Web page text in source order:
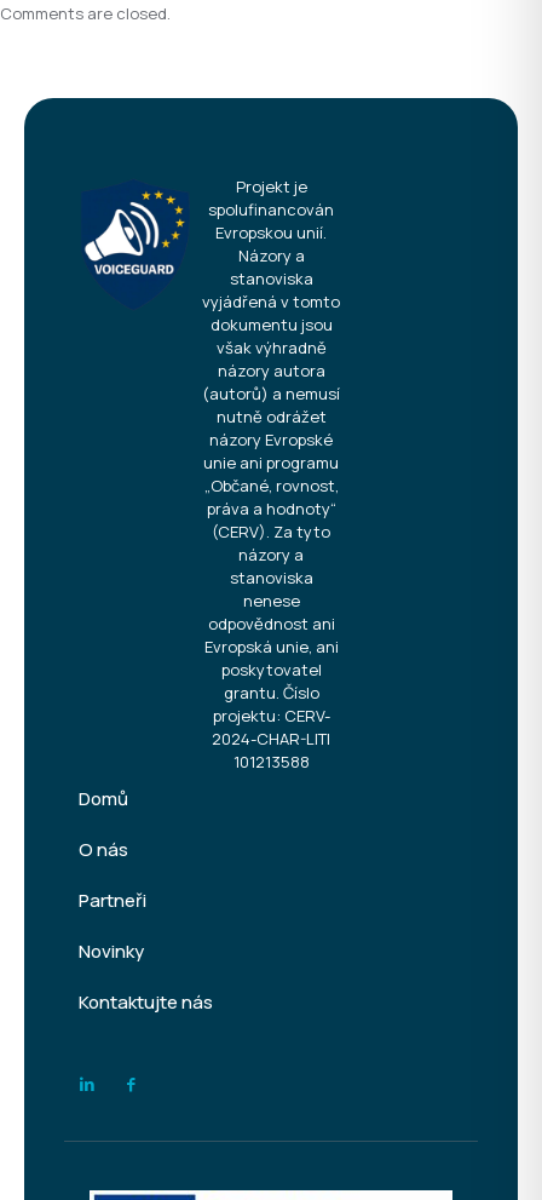
Comments are closed.
Projekt je
spolufinancován
Evropskou unií.
Názory a
stanoviska
vyjádřená v tomto
dokumentu jsou
však výhradně
názory autora
(autorů) a nemusí
nutně odrážet
názory Evropské
unie ani programu
„Občané, rovnost,
práva a hodnoty“
(CERV). Za tyto
názory a
stanoviska
nenese
odpovědnost ani
Evropská unie, ani
poskytovatel
grantu. Číslo
projektu: CERV-
2024-CHAR-LITI
101213588
Domů
O nás
Partneři
Novinky
Kontaktujte nás